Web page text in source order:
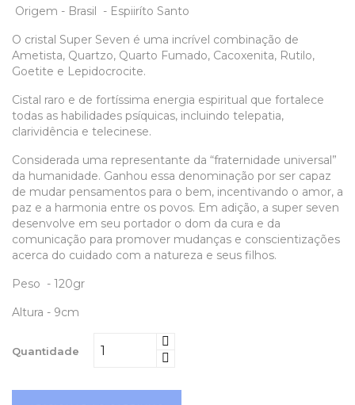
Origem - Brasil - Espiiríto Santo
O cristal Super Seven é uma incrível combinação de
Ametista, Quartzo, Quarto Fumado, Cacoxenita, Rutilo,
Goetite e Lepidocrocite.
Cistal raro e de fortíssima energia espiritual que fortalece
todas as habilidades psíquicas, incluindo telepatia,
clarividência e telecinese.
Considerada uma representante da “fraternidade universal”
da humanidade. Ganhou essa denominação por ser capaz
de mudar pensamentos para o bem, incentivando o amor, a
paz e a harmonia entre os povos. Em adição, a super seven
desenvolve em seu portador o dom da cura e da
comunicação para promover mudanças e conscientizações
acerca do cuidado com a natureza e seus filhos.
Peso - 120gr
Altura - 9cm
Quantidade